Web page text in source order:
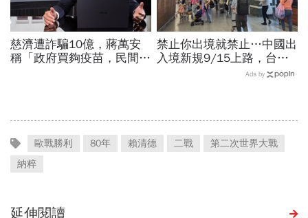
慈濟遭詐騙10億，蔣萬安
稱「政府買夠疫苗，民間就
禁止你出境就禁止…中國出
入境新規9/15上路，台灣
人小心「有去無回」？4種
Ads by
歐戰勝利 80年 賴清德 二戰
第二次世界大戰
納粹
延伸閱讀